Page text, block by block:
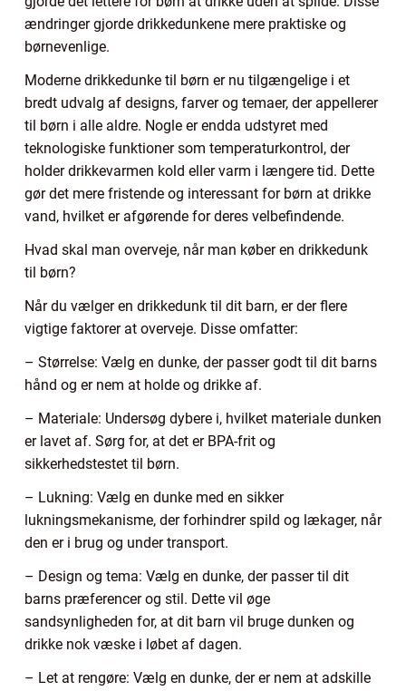
ændringer gjorde drikkedunkene mere praktiske og
børnevenlige.
Moderne drikkedunke til børn er nu tilgængelige i et
bredt udvalg af designs, farver og temaer, der appellerer
til børn i alle aldre. Nogle er endda udstyret med
teknologiske funktioner som temperaturkontrol, der
holder drikkevarmen kold eller varm i længere tid. Dette
gør det mere fristende og interessant for børn at drikke
vand, hvilket er afgørende for deres velbefindende.
Hvad skal man overveje, når man køber en drikkedunk
til børn?
Når du vælger en drikkedunk til dit barn, er der flere
vigtige faktorer at overveje. Disse omfatter:
– Størrelse: Vælg en dunke, der passer godt til dit barns
hånd og er nem at holde og drikke af.
– Materiale: Undersøg dybere i, hvilket materiale dunken
er lavet af. Sørg for, at det er BPA-frit og
sikkerhedstestet til børn.
– Lukning: Vælg en dunke med en sikker
lukningsmekanisme, der forhindrer spild og lækager, når
den er i brug og under transport.
– Design og tema: Vælg en dunke, der passer til dit
barns præferencer og stil. Dette vil øge
sandsynligheden for, at dit barn vil bruge dunken og
drikke nok væske i løbet af dagen.
– Let at rengøre: Vælg en dunke, der er nem at adskille